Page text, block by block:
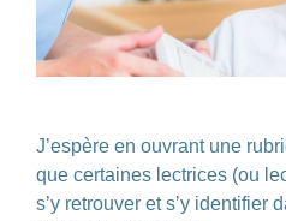
J’espère en ouvrant une
que certaines lectrices (ou
s’y retrouver et s’y identifier